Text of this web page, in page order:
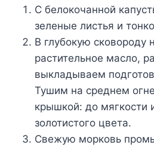
С белокочанной
зеленые листья и
В глубокую сковороду
растительное масло,
выкладываем
Тушим на среднем
крышкой: до мягкости
золотистого цвета.
Свежую морковь